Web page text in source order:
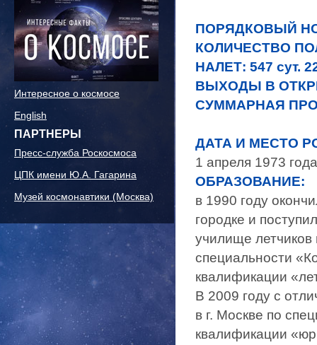
Интересное о космосе
English
ПАРТНЕРЫ
Пресс-служба Роскосмоса
ЦПК имени Ю.А. Гагарина
Музей космонавтики (Москва)
ПОРЯДКОВЫЙ
КОЛИЧЕСТВО
НАЛЕТ: 547 сут.
ВЫХОДЫ В
СУММАРНАЯ
ДАТА И МЕСТО
1 апреля 1973
ОБРАЗОВАНИЕ:
в 1990 году
городке и
училище
специальности
квалификации
В 2009 году с
в г. Москве по
квалификации